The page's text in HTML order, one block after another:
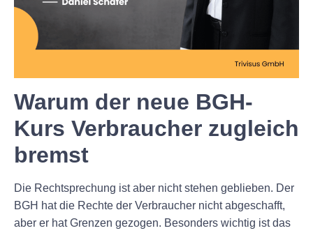
Warum der neue BGH-
Kurs Verbraucher zugleich
bremst
Die Rechtsprechung ist aber nicht stehen geblieben. Der
BGH hat die Rechte der Verbraucher nicht abgeschafft,
aber er hat Grenzen gezogen. Besonders wichtig ist das